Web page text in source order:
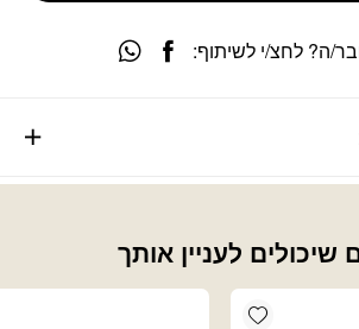
ה? לחצ/י לשיתוף:
שיכולים לעניין אותך
Add wishlist